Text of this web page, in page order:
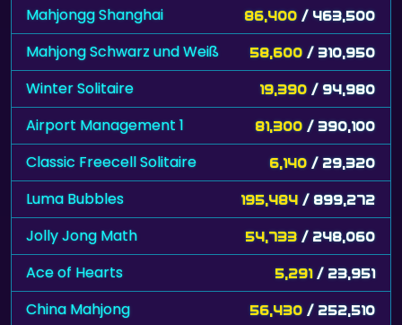
Mahjongg Shanghai 86,400 / 463,500
Mahjong Schwarz und Weiß 58,600 / 310,950
Winter Solitaire 19,390 / 94,980
Airport Management 1 81,300 / 390,100
Classic Freecell Solitaire 6,140 / 29,320
Luma Bubbles 195,484 / 899,272
Jolly Jong Math 54,733 / 248,060
Ace of Hearts 5,291 / 23,951
China Mahjong 56,430 / 252,510